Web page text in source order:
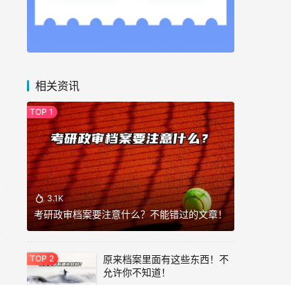
相关资讯
3.1K
考研政审档案要注意什么？不能错过的文章！
原来档案里面有这些东西！不
允许你不知道！